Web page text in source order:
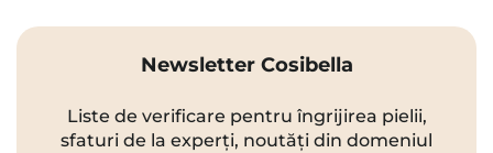
Newsletter Cosibella
Liste de verificare pentru îngrijirea pielii,
sfaturi de la experți, noutăți din domeniul